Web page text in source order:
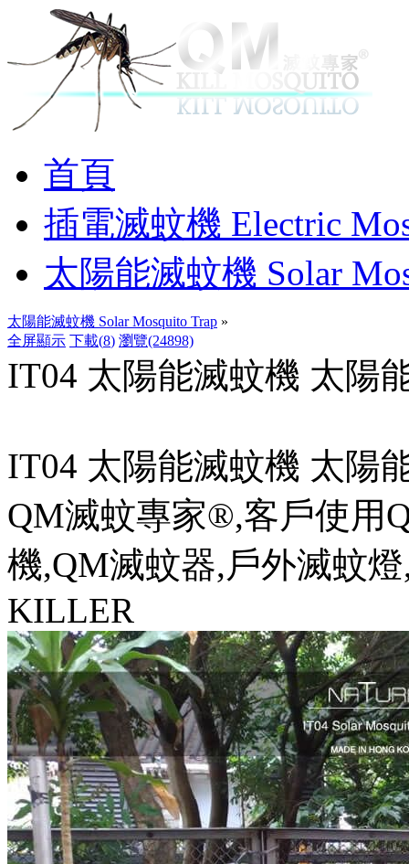
首頁
插電滅蚊機 Electric
太陽能滅蚊機 Solar
太陽能滅蚊機 Solar Mosquito Trap »
全屏顯示 下載(8) 瀏覽(24898)
IT04 太陽能滅蚊機 太陽
IT04 太陽能滅蚊機 太陽
QM滅蚊專家®,客戶使用
機,QM滅蚊器,戶外滅蚊
KILLER